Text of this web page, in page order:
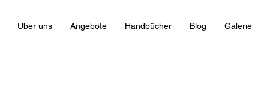
Über uns Angebote Handbücher Blog Galerie